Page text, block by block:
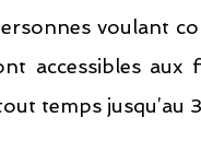
voulant
accessibles aux
temps jusqu’au